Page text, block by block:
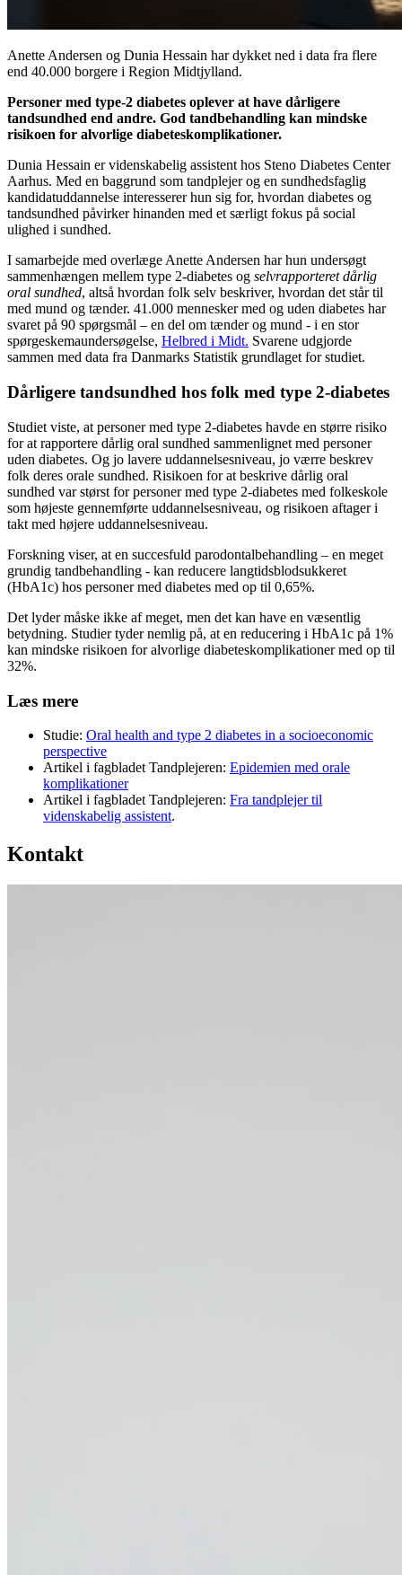
Anette Andersen og Dunia Hessain har dykket ned i data fra flere
end 40.000 borgere i Region Midtjylland.
Personer med type-2 diabetes oplever at have dårligere
tandsundhed end andre. God tandbehandling kan mindske
risikoen for alvorlige diabeteskomplikationer.
Dunia Hessain er videnskabelig assistent hos Steno Diabetes Center
Aarhus. Med en baggrund som tandplejer og en sundhedsfaglig
kandidatuddannelse interesserer hun sig for, hvordan diabetes og
tandsundhed påvirker hinanden med et særligt fokus på social
ulighed i sundhed.
I samarbejde med overlæge Anette Andersen har hun undersøgt
sammenhængen mellem type 2-diabetes og selvrapporteret dårlig
oral sundhed, altså hvordan folk selv beskriver, hvordan det står til
med mund og tænder. 41.000 mennesker med og uden diabetes har
svaret på 90 spørgsmål – en del om tænder og mund - i en stor
spørgeskemaundersøgelse, Helbred i Midt. Svarene udgjorde
sammen med data fra Danmarks Statistik grundlaget for studiet.
Dårligere tandsundhed hos folk med type 2-diabetes
Studiet viste, at personer med type 2-diabetes havde en større risiko
for at rapportere dårlig oral sundhed sammenlignet med personer
uden diabetes. Og jo lavere uddannelsesniveau, jo værre beskrev
folk deres orale sundhed. Risikoen for at beskrive dårlig oral
sundhed var størst for personer med type 2-diabetes med folkeskole
som højeste gennemførte uddannelsesniveau, og risikoen aftager i
takt med højere uddannelsesniveau.
Forskning viser, at en succesfuld parodontalbehandling – en meget
grundig tandbehandling - kan reducere langtidsblodsukkeret
(HbA1c) hos personer med diabetes med op til 0,65%.
Det lyder måske ikke af meget, men det kan have en væsentlig
betydning. Studier tyder nemlig på, at en reducering i HbA1c på 1%
kan mindske risikoen for alvorlige diabeteskomplikationer med op til
32%.
Læs mere
Studie: Oral health and type 2 diabetes in a socioeconomic
perspective
Artikel i fagbladet Tandplejeren: Epidemien med orale
komplikationer
Artikel i fagbladet Tandplejeren: Fra tandplejer til
videnskabelig assistent.
Kontakt